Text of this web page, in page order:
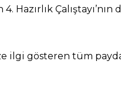
Çalıştayı’nın
ilgi gösteren tüm